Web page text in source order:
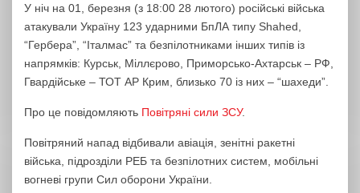
У ніч на 01, березня (з 18:00 28 лютого) російські війська
атакували Україну 123 ударними БпЛА типу Shahed,
“Гербера”, “Італмас” та безпілотниками інших типів із
напрямків: Курськ, Міллєрово, Приморсько-Ахтарськ – РФ,
Гвардійське – ТОТ АР Крим, близько 70 із них – “шахеди”.
Про це повідомляють Повітряні сили ЗСУ.
Повітряний напад відбивали авіація, зенітні ракетні
війська, підрозділи РЕБ та безпілотних систем, мобільні
вогневі групи Сил оборони України.